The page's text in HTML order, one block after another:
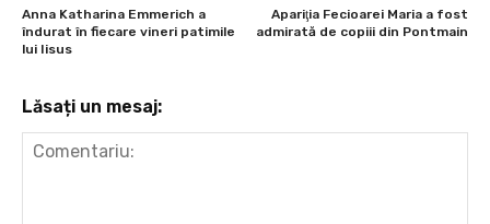
Anna Katharina Emmerich a
îndurat în fiecare vineri patimile
lui Iisus
Apariţia Fecioarei Maria a fost
admirată de copiii din Pontmain
Lăsați un mesaj: